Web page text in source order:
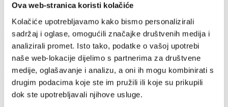
Ova web-stranica koristi kolačiće
Kolačiće upotrebljavamo kako bismo personalizirali
sadržaj i oglase, omogućili značajke društvenih medija i
analizirali promet. Isto tako, podatke o vašoj upotrebi
naše web-lokacije dijelimo s partnerima za društvene
medije, oglašavanje i analizu, a oni ih mogu kombinirati s
drugim podacima koje ste im pružili ili koje su prikupili
dok ste upotrebljavali njihove usluge.
ulaz
matica
3D modeli
Tekst ponude Prikaži Kopiraj
CALEFFI, 165003. Produžetak za nosače senzora. Za